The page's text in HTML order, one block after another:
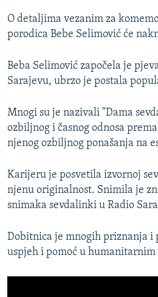
MOJA EVROPA
TRI DECENIJE OD RATA U BIH
SVE KARTE DEJTONA
NASTANAK I RASPAD JUGOSLAVIJE
O detaljima vezanim za
porodica Bebe Selimović će
Beba Selimović započela je
Sarajevu, ubrzo je postala
Mnogi su je nazivali "Dama
ozbiljnog i časnog odnosa
njenog ozbiljnog ponašanja na
Karijeru je posvetila izvornoj
njenu originalnost. Snimila je
snimaka sevdalinki u Radio
Dobitnica je mnogih priznanja i
uspjeh i pomoć u